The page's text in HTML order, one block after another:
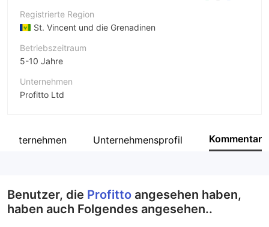
Registrierte Region
St. Vincent und die Grenadinen
Betriebszeitraum
5-10 Jahre
Unternehmen
Profitto Ltd
Unternehmen Unternehmensprofil Kommentar
Benutzer, die Profitto angesehen haben,
haben auch Folgendes angesehen..